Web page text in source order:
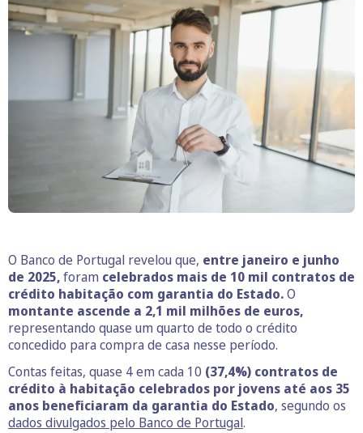
O Banco de Portugal revelou que, entre janeiro e junho
de 2025,foram celebrados mais de 10 mil contratos de
crédito habitação com garantia do Estado.O
montante ascende a 2,1 mil milhões de euros,
representando quase um quarto de todo o crédito
concedido para compra de casa nesse período.
Contas feitas, quase 4 em cada 10 (37,4%) contratos de
crédito à habitação celebrados por jovens até aos 35
anos beneficiaram da garantia do Estado, segundo os
dados divulgados pelo Banco de Portugal.